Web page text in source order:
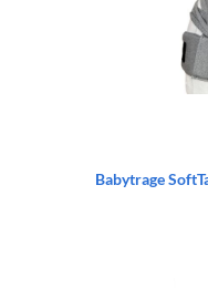
Babytrage